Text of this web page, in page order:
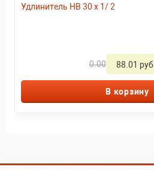
Удлинитель HВ 30 x 1/ 2
0.00 88.01 руб.
В корзину